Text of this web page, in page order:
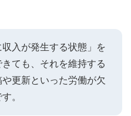
収入が発生する状態」を
ても、それを維持する
更新といった労働が欠
。